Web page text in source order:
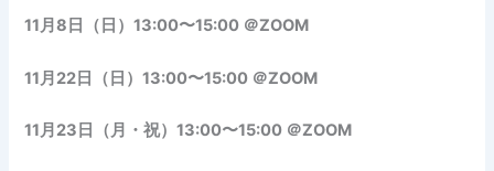
11月8日（日）13:00〜15:00 ＠ZOOM
11月22日（日）13:00〜15:00 ＠ZOOM
11月23日（月・祝）13:00〜15:00 ＠ZOOM